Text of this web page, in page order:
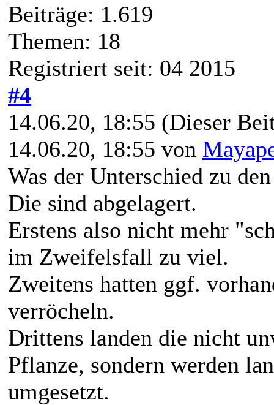
Beiträge: 1.619
Themen: 18
Registriert seit: 04 2015
#4
14.06.20, 18:55 (Dieser
14.06.20, 18:55 von
Was der Unterschied zu
Die sind abgelagert.
Erstens also nicht mehr
im Zweifelsfall zu viel.
Zweitens hatten ggf.
verröcheln.
Drittens landen die nicht
Pflanze, sondern werden
umgesetzt.